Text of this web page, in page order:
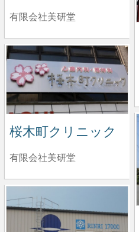
有限会社美研堂
桜木町クリニック
有限会社美研堂